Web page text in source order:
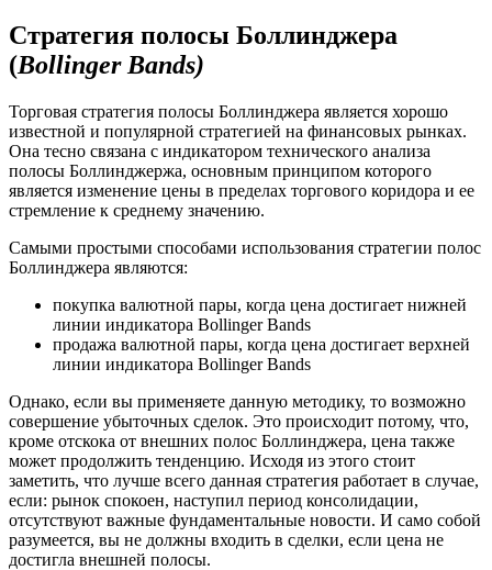
Стратегия полосы Боллинджера
(Bollinger Bands)
Торговая стратегия полосы Боллинджера является хорошо
известной и популярной стратегией на финансовых рынках.
Она тесно связана с индикатором технического анализа
полосы Боллинджержа, основным принципом которого
является изменение цены в пределах торгового коридора и ее
стремление к среднему значению.
Самыми простыми способами использования стратегии полос
Боллинджера являются:
покупка валютной пары, когда цена достигает нижней
линии индикатора Bollinger Bands
продажа валютной пары, когда цена достигает верхней
линии индикатора Bollinger Bands
Однако, если вы применяете данную методику, то возможно
совершение убыточных сделок. Это происходит потому, что,
кроме отскока от внешних полос Боллинджера, цена также
может продолжить тенденцию. Исходя из этого стоит
заметить, что лучше всего данная стратегия работает в случае,
если: рынок спокоен, наступил период консолидации,
отсутствуют важные фундаментальные новости. И само собой
разумеется, вы не должны входить в сделки, если цена не
достигла внешней полосы.